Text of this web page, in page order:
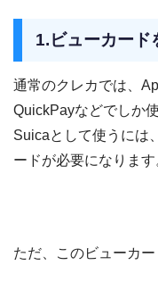
1.ビューカード
通常のクレカでは、
QuickPayなどでしか
Suicaとして使うには
ードが必要になります
ただ、このビューカ